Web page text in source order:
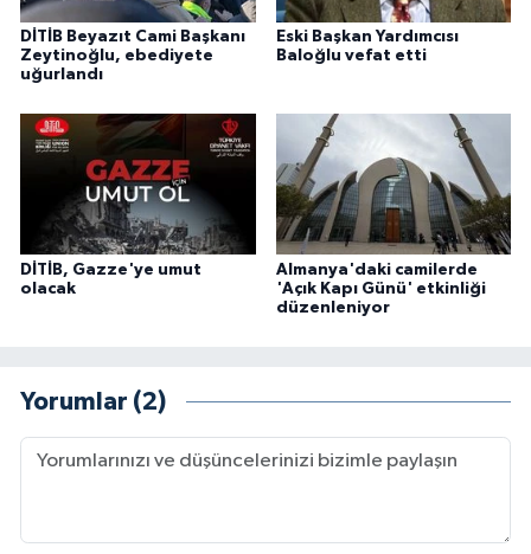
DİTİB Beyazıt Cami Başkanı
Zeytinoğlu, ebediyete
uğurlandı
Eski Başkan Yardımcısı
Baloğlu vefat etti
DİTİB, Gazze'ye umut
olacak
Almanya'daki camilerde
'Açık Kapı Günü' etkinliği
düzenleniyor
Yorumlar (2)